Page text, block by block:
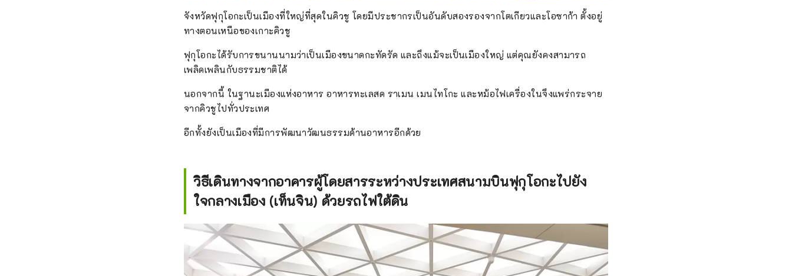
จังหวัดฟุกุโอกะเป็นเมืองที่ใหญ่ที่สุดในคิวชู โดยมีประชากรเป็นอันดับสองรองจากโตเกียวและโอซาก้า ตั้งอยู่
ทางตอนเหนือของเกาะคิวชู
ฟุกุโอกะได้รับการขนานนามว่าเป็นเมืองขนาดกะทัดรัด และถึงแม้จะเป็นเมืองใหญ่ แต่คุณยังคงสามารถ
เพลิดเพลินกับธรรมชาติได้
นอกจากนี้ ในฐานะเมืองแห่งอาหาร อาหารทะเลสด ราเมน เมนไทโกะ และหม้อไฟเครื่องในจึงแพร่กระจาย
จากคิวชูไปทั่วประเทศ
อีกทั้งยังเป็นเมืองที่มีการพัฒนาวัฒนธรรมด้านอาหารอีกด้วย
วิธีเดินทางจากอาคารผู้โดยสารระหว่างประเทศสนามบินฟุกุโอกะไปยัง
ใจกลางเมือง (เท็นจิน) ด้วยรถไฟใต้ดิน